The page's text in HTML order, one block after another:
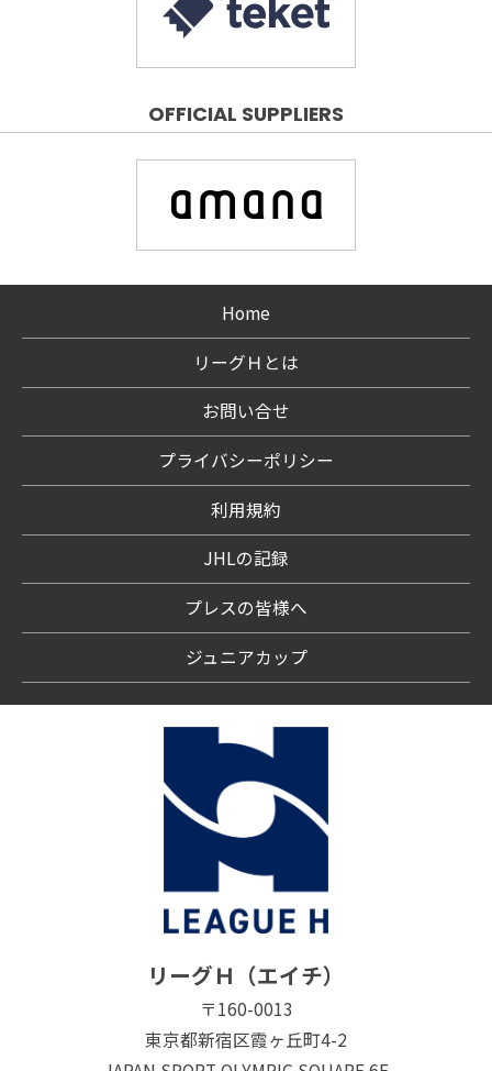
OFFICIAL SUPPLIERS
Home
リーグＨとは
お問い合せ
プライバシーポリシー
利用規約
JHLの記録
プレスの皆様へ
ジュニアカップ
リーグＨ（エイチ）
〒160-0013
東京都新宿区霞ヶ丘町4-2